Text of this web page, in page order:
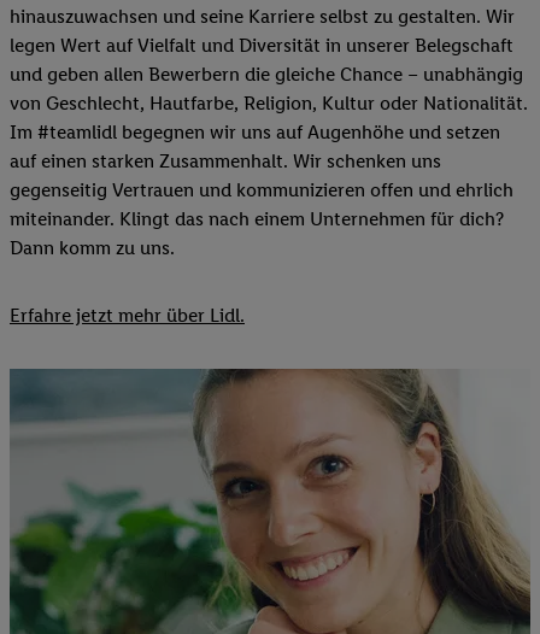
hinauszuwachsen und seine Karriere selbst zu gestalten. Wir
legen Wert auf Vielfalt und Diversität in unserer Belegschaft
und geben allen Bewerbern die gleiche Chance – unabhängig
von Geschlecht, Hautfarbe, Religion, Kultur oder Nationalität.
Im #teamlidl begegnen wir uns auf Augenhöhe und setzen
auf einen starken Zusammenhalt. Wir schenken uns
gegenseitig Vertrauen und kommunizieren offen und ehrlich
miteinander. Klingt das nach einem Unternehmen für dich?
Dann komm zu uns.​
Erfahre jetzt mehr über Lidl.